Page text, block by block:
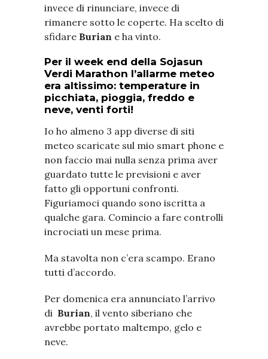
invece di rinunciare, invece di
rimanere sotto le coperte. Ha scelto di
sfidare Burian e ha vinto.
Per il week end della Sojasun
Verdi Marathon l’allarme meteo
era altissimo: temperature in
picchiata, pioggia, freddo e
neve, venti forti!
Io ho almeno 3 app diverse di siti
meteo scaricate sul mio smart phone e
non faccio mai nulla senza prima aver
guardato tutte le previsioni e aver
fatto gli opportuni confronti.
Figuriamoci quando sono iscritta a
qualche gara. Comincio a fare controlli
incrociati un mese prima.
Ma stavolta non c’era scampo. Erano
tutti d’accordo.
Per domenica era annunciato l’arrivo
di Burian, il vento siberiano che
avrebbe portato maltempo, gelo e
neve.